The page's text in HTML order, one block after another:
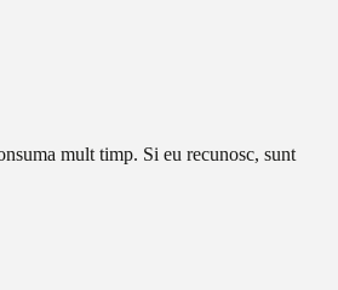
mult timp. Si eu recunosc, sunt